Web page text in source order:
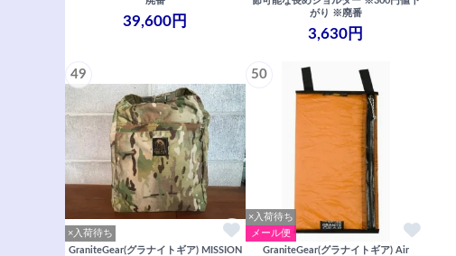
39,600円
がり ※廃番
3,630円
49
×入荷待ち
GraniteGear(グラナイトギア) MISSION
50
×入荷待ち
メール便
GraniteGear(グラナイトギア) Air